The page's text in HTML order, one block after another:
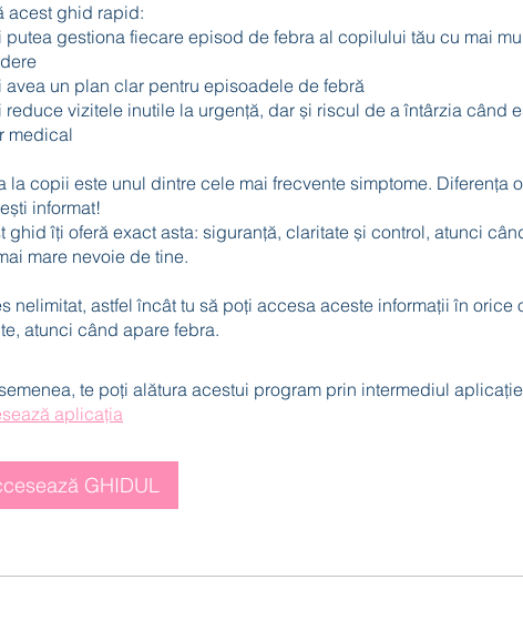
acest ghid rapid:
putea gestiona fiecare episod de febra al copilului tău cu mai
avea un plan clar pentru episoadele de febră
reduce vizitele inutile la urgență, dar și riscul de a întârzia când
medical
la copii este unul dintre cele mai frecvente simptome. Diferența
informat!
ghid îți oferă exact asta: siguranță, claritate și control, atunci
mare nevoie de tine.
nelimitat, astfel încât tu să poți accesa aceste informații în orice
atunci când apare febra.
te poți alătura acestui program prin intermediul
aplicația
GHIDUL